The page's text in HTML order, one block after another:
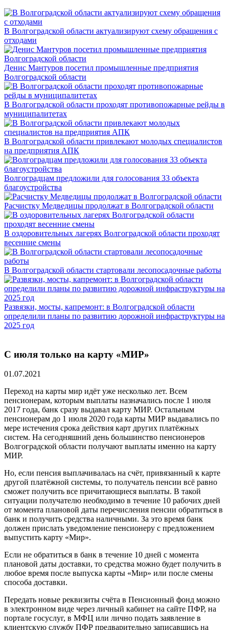
В Волгоградской области актуализируют схему обращения с
отходами
Денис Мантуров посетил промышленные предприятия
Волгоградской области
В Волгоградской области проходят противопожарные рейды в
муниципалитетах
В Волгоградской области привлекают молодых специалистов
на предприятия АПК
Волгоградцам предложили для голосования 33 объекта
благоустройства
Расчистку Медведицы продолжат в Волгоградской области
В оздоровительных лагерях Волгоградской области проходят
весенние смены
В Волгоградской области стартовали лесопосадочные работы
Развязки, мосты, капремонт: в Волгоградской области
определили планы по развитию дорожной инфраструктуры на
2025 год
С июля только на карту «МИР»
01.07.2021
Переход на карты мир идёт уже несколько лет. Всем
пенсионерам, которым выплаты назначались после 1 июля
2017 года, банк сразу выдавал карту МИР. Остальным
пенсионерам до 1 июля 2020 года карты МИР выдавались по
мере истечения срока действия карт других платёжных
систем. На сегодняшний день большинство пенсионеров
Волгоградской области получают выплаты именно на карту
МИР.
Но, если пенсия выплачивалась на счёт, привязанный к карте
другой платёжной системы, то получатель пенсии всё равно
сможет получить все причитающиеся выплаты. В такой
ситуации получателю необходимо в течение 10 рабочих дней
от момента плановой даты перечисления пенсии обратиться в
банк и получить средства наличными. За это время банк
должен прислать уведомление пенсионеру с предложением
выпустить карту «Мир».
Если не обратиться в банк в течение 10 дней с момента
плановой даты доставки, то средства можно будет получить в
любое время после выпуска карты «Мир» или после смены
способа доставки.
Передать новые реквизиты счёта в Пенсионный фонд можно
в электронном виде через личный кабинет на сайте ПФР, на
портале госуслуг, в МФЦ или лично подать заявление в
клиентскую службу ПФР предварительно записавшись на